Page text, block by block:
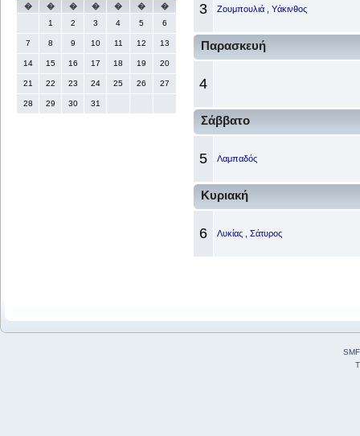
� � � � � �
�
1
2 3 4 5 6
7 8 9 10 11 12 13
14 15 16 17 18 19 20
21 22 23 24 25 26 27
28 29 30 31
3 Ζουμπουλιά , Υάκινθος
Παρασκευή
4
Σάββατο
5 Λαμπαδός
Κυριακή
6 Λυκίας , Σάτυρος